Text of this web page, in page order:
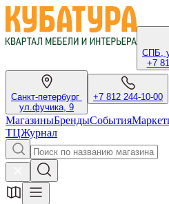
СПБ,
+7
Санкт-петербург
ул.фучика, 9
+7 812 244-10-00
МагазиныБрендыСобытия
ТЦЖурнал